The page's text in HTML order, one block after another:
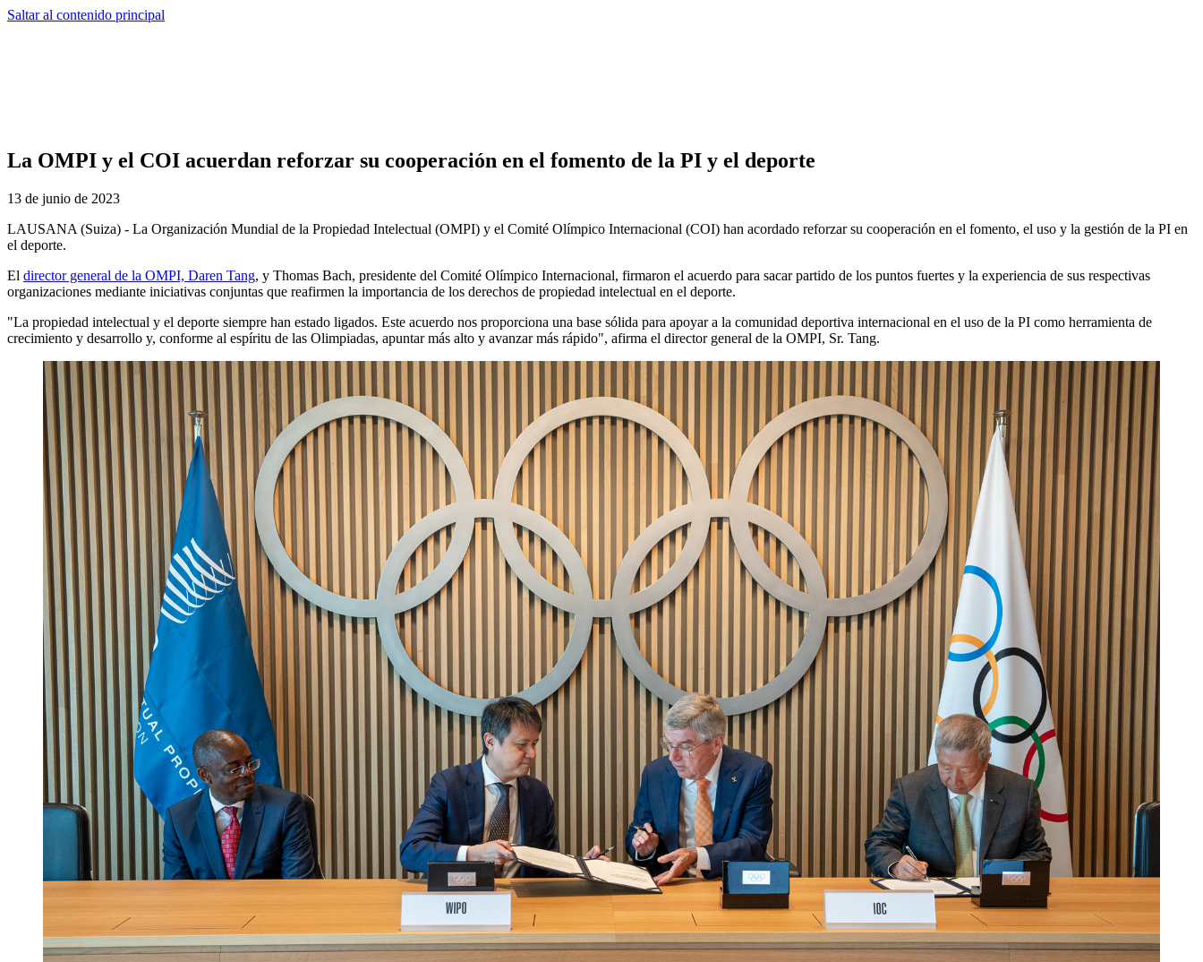
Saltar al contenido principal
La OMPI y el COI acuerdan reforzar su cooperación en el fomento de la PI y el deporte
13 de junio de 2023
LAUSANA (Suiza) - La Organización Mundial de la Propiedad Intelectual (OMPI) y el Comité Olímpico Internacional (COI) han acordado reforzar su cooperación en el fomento, el uso y la gestión de la PI en
el deporte.
El director general de la OMPI, Daren Tang, y Thomas Bach, presidente del Comité Olímpico Internacional, firmaron el acuerdo para sacar partido de los puntos fuertes y la experiencia de sus respectivas
organizaciones mediante iniciativas conjuntas que reafirmen la importancia de los derechos de propiedad intelectual en el deporte.
"La propiedad intelectual y el deporte siempre han estado ligados. Este acuerdo nos proporciona una base sólida para apoyar a la comunidad deportiva internacional en el uso de la PI como herramienta de
crecimiento y desarrollo y, conforme al espíritu de las Olimpiadas, apuntar más alto y avanzar más rápido", afirma el director general de la OMPI, Sr. Tang.